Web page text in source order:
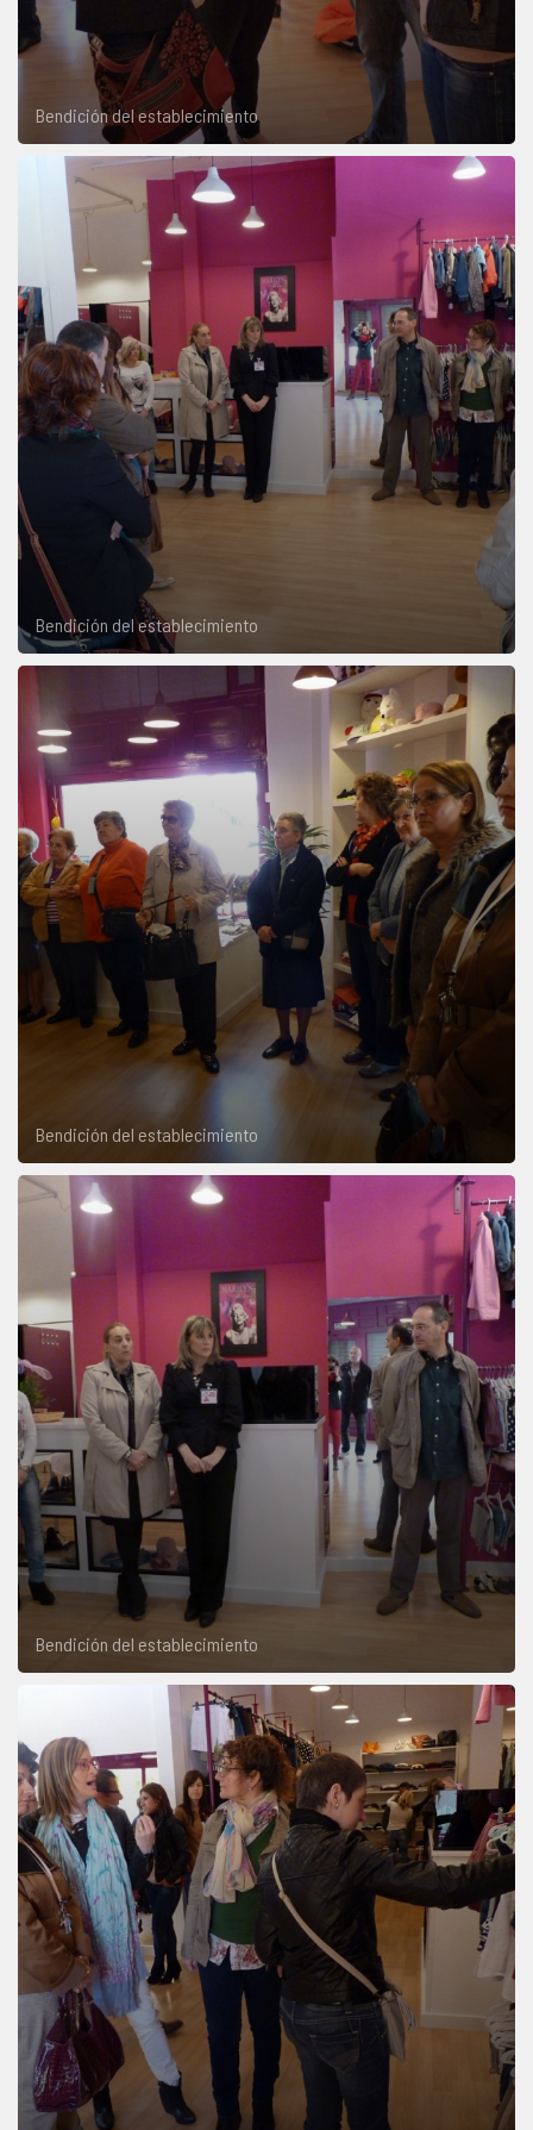
Bendición del establecimiento
Bendición del establecimiento
Bendición del establecimiento
Bendición del establecimiento